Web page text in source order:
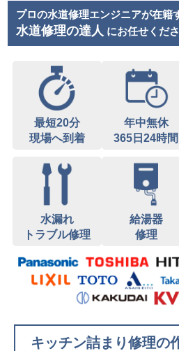
プロの水道修理エンジニアが在籍
水道修理の達人 にお任せくださ
最短20分
現場へ到着
年中無休
365日24時間
水漏れ
トラブル修理
給湯器
修理
キッチン詰まり修理の